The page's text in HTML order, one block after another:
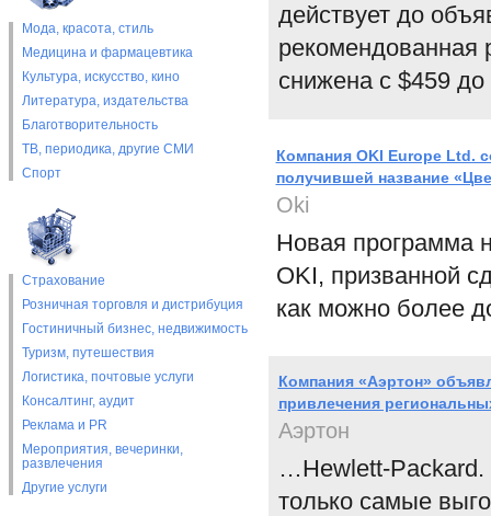
Мода, красота, стиль
Медицина и фармацевтика
Культура, искусство, кино
Литература, издательства
Благотворительность
ТВ, периодика, другие СМИ
Спорт
Страхование
Розничная торговля и дистрибуция
Гостиничный бизнес, недвижимость
Туризм, путешествия
Логистика, почтовые услуги
Консалтинг, аудит
Реклама и PR
Мероприятия, вечеринки,
развлечения
Другие услуги
действует до
рекомендованная
снижена с $459 до
Компания OKI Europe Ltd.
получившей название
Oki
Новая программа
OKI, призванной
как можно более
Компания «Аэртон»
привлечения
Аэртон
…Hewlett-Packard.
только самые